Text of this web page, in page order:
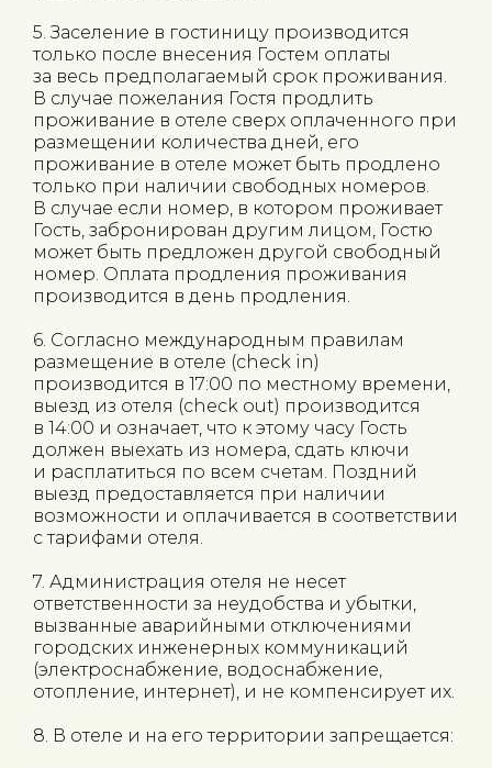
5. Заселение в гостиницу производится
только после внесения Гостем оплаты
за весь предполагаемый срок проживания.
В случае пожелания Гостя продлить
проживание в отеле сверх оплаченного при
размещении количества дней, его
проживание в отеле может быть продлено
только при наличии свободных номеров.
В случае если номер, в котором проживает
Гость, забронирован другим лицом, Гостю
может быть предложен другой свободный
номер. Оплата продления проживания
производится в день продления.
6. Согласно международным правилам
размещение в отеле (check in)
производится в 17:00 по местному времени,
выезд из отеля (check out) производится
в 14:00 и означает, что к этому часу Гость
должен выехать из номера, сдать ключи
и расплатиться по всем счетам. Поздний
выезд предоставляется при наличии
возможности и оплачивается в соответствии
с тарифами отеля.
7. Администрация отеля не несет
ответственности за неудобства и убытки,
вызванные аварийными отключениями
городских инженерных коммуникаций
(электроснабжение, водоснабжение,
отопление, интернет), и не компенсирует их.
8. В отеле и на его территории запрещается: